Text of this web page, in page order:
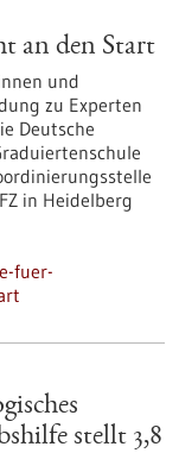
an den Start
und
zu Experten
Deutsche
in Heidelberg
fuer-
stellt 3,8